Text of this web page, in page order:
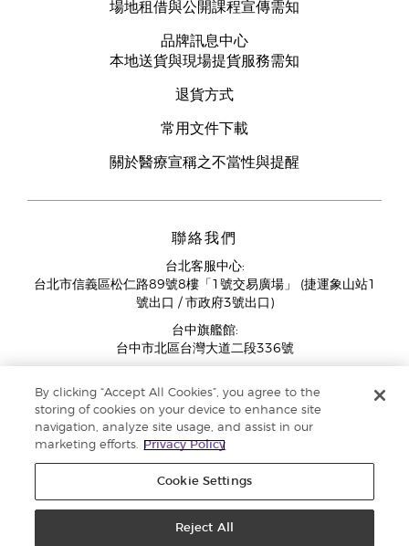
場地租借與公開課程宣傳需知
品牌訊息中心
本地送貨與現場提貨服務需知
退貨方式
常用文件下載
關於醫療宣稱之不當性與提醒
聯絡我們
台北客服中心:
台北市信義區松仁路89號8樓「1號交易廣場」 (捷運象山站1
號出口 / 市政府3號出口)
台中旗艦館:
台中市北區台灣大道二段336號
11:00AM - 07:00PM
(例假日與國定假日除外)
By clicking “Accept All Cookies”, you agree to the
storing of cookies on your device to enhance site
navigation, analyze site usage, and assist in our
marketing efforts.
Privacy Policy
Cookie Settings
Reject All